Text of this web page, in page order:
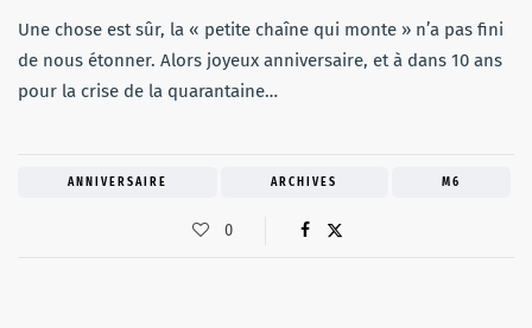
Une chose est sûr, la « petite chaîne qui monte » n’a pas fini
de nous étonner. Alors joyeux anniversaire, et à dans 10 ans
pour la crise de la quarantaine…
ANNIVERSAIRE ARCHIVES M6
0